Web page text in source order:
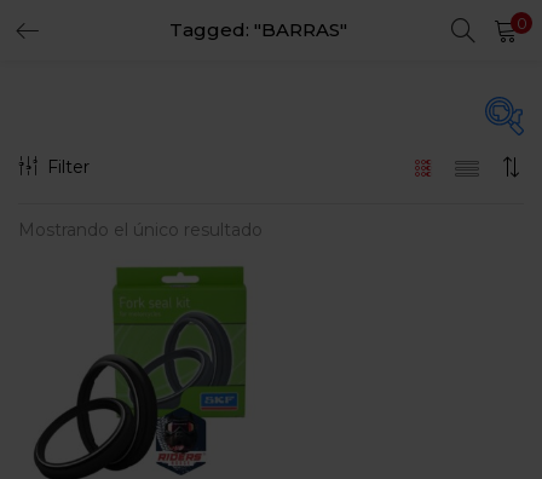
Tagged: "BARRAS" 0
En oferta
Filter
Mostrando el único resultado
REGISTER
Remember me
Login
Lost password?